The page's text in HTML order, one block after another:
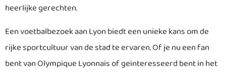
heerlijke gerechten.
Een voetbalbezoek aan Lyon biedt een unieke kans om de
rijke sportcultuur van de stad te ervaren. Of je nu een fan
bent van Olympique Lyonnais of geinteresseerd bent in het